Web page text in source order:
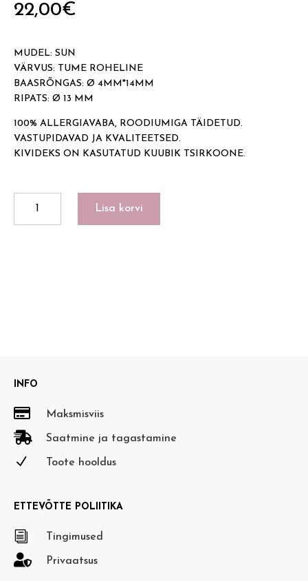
22,00€
MUDEL: SUN
VÄRVUS: TUME ROHELINE
BAASRÕNGAS: Ø 4MM*14MM
RIPATS: Ø 13 MM
100% ALLERGIAVABA, ROODIUMIGA TÄIDETUD.
VASTUPIDAVAD JA KVALITEETSED.
KIVIDEKS ON KASUTATUD KUUBIK TSIRKOONE.
Lisa korvi
INFO
 Maksmisviis
 Saatmine ja tagastamine
N Toote hooldus
ETTEVÕTTE POLIITIKA
i Tingimused
 Privaatsus